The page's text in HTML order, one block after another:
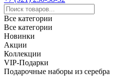
Все категории
Все категории
Новинки
Акции
Коллекции
VIP-Подарки
Подарочные наборы из серебра